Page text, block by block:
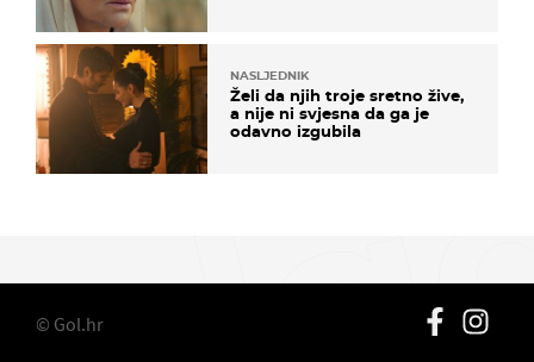
NASLJEDNIK
Želi da njih troje sretno žive,
a nije ni svjesna da ga je
odavno izgubila
© Gol.hr